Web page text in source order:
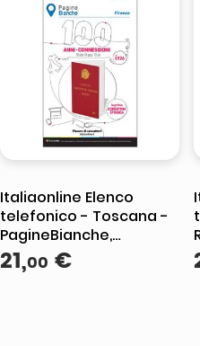
Italiaonline Elenco
telefonico - Toscana -
PagineBianche,
PagineGialle e
TuttoCittà
21,00 €